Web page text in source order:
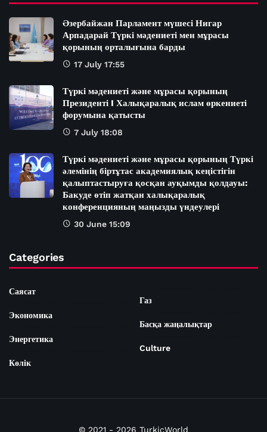
Әзербайжан Парламент мүшесі Нигар
Арпадарай Түркі мәдениеті мен мұрасы
қорының орталығына барды
17 July 17:55
Түркі мәдениеті және мұрасы қорының
Президенті I Халықаралық ислам өркениеті
форумына қатысты
7 July 18:08
Түркі мәдениеті және мұрасы қорының Түркі
әлемінің біртұтас академиялық кеңістігін
қалыптастыруға қосқан ауқымды қолдауы:
Бакуде өтіп жатқан халықаралық
конференцияның маңызды үндеулері
30 June 15:09
Categories
Саясат
Экономика
Энергетика
Көлік
Газ
Басқа жаңалықтар
Culture
© 2021 - 2026 TurkicWorld